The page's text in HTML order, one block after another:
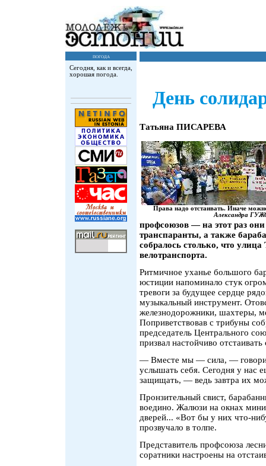
погода
Сегодня, как и всегда,
хорошая погода.
День
Татьяна ПИСАРЕВА
Права надо отстаивать. Иначе
Александра
профсоюзов — на этот раз
транспаранты, а также
собралось столько, что
велотранспорта.
Ритмичное уханье большого
юстиции напоминало стук
тревоги за будущее сердце
музыкальный инструмент.
железнодорожники, шахтеры,
Поприветствовав с трибуны
председатель Центрального
призвал настойчиво отстаивать
— Вместе мы — сила, —
услышать себя. Сегодня у нас
защищать, — ведь завтра их
Пронзительный свист,
воедино. Жалюзи на окнах
дверей... «Вот бы у них что-
прозвучало в толпе.
Представитель профсоюза
соратники настроены на